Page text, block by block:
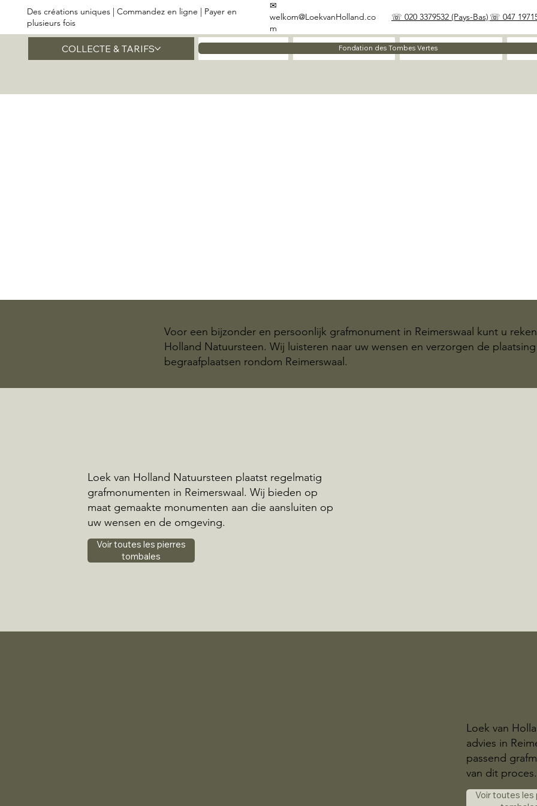
Des créations uniques | Commandez en ligne | Payer en
plusieurs fois
☏ 020 3379532 (Pays-Bas) ☏ 047
✉
welkom@LoekvanHolland.co
m
COLLECTE & TARIFS À propos Matériaux
Fondation des Tombes Vertes
Voor een bijzonder en persoonlijk grafmonument in Reimerswaal kunt u
Holland Natuursteen. Wij luisteren naar uw wensen en verzorgen de
begraafplaatsen rondom Reimerswaal.
Loek van Holland Natuursteen plaatst regelmatig
grafmonumenten in Reimerswaal. Wij bieden op
maat gemaakte monumenten aan die aansluiten op
uw wensen en de omgeving.
Voir toutes les pierres
tombales
Loek van
advies in
passend
van dit proces.
Voir toutes les